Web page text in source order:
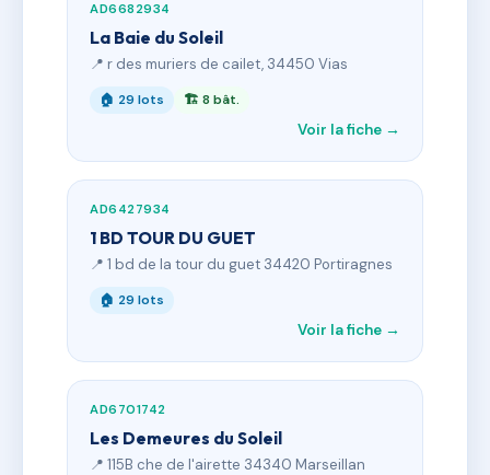
AD6682934
La Baie du Soleil
📍 r des muriers de cailet, 34450 Vias
🏠 29 lots 🏗 8 bât.
Voir la fiche →
AD6427934
1 BD TOUR DU GUET
📍 1 bd de la tour du guet 34420 Portiragnes
🏠 29 lots
Voir la fiche →
AD6701742
Les Demeures du Soleil
📍 115B che de l'airette 34340 Marseillan